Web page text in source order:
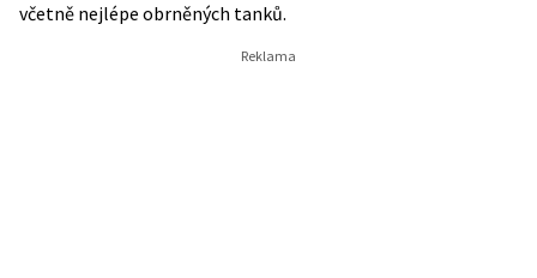
včetně nejlépe obrněných tanků.